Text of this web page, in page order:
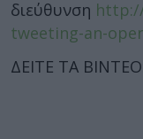
διεύθυνση
tweeting-an-
ΔΕΙΤΕ ΤΑ